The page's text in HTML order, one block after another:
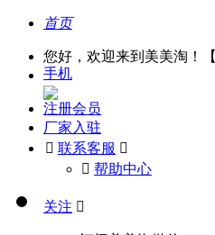
首页
您好，欢迎来到美美淘！【
手机
注册会员
厂家入驻
 联系客服 
󰅃 帮助中心
关注 